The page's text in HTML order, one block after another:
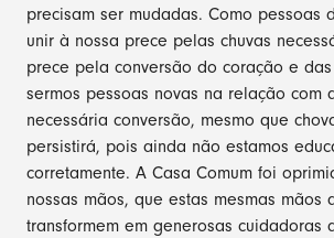
precisam ser mudadas. Como pessoas
unir à nossa prece pelas chuvas
prece pela conversão do coração e
sermos pessoas novas na relação com
necessária conversão, mesmo que
persistirá, pois ainda não estamos
corretamente. A Casa Comum foi
nossas mãos, que estas mesmas mãos
transformem em generosas cuidadoras